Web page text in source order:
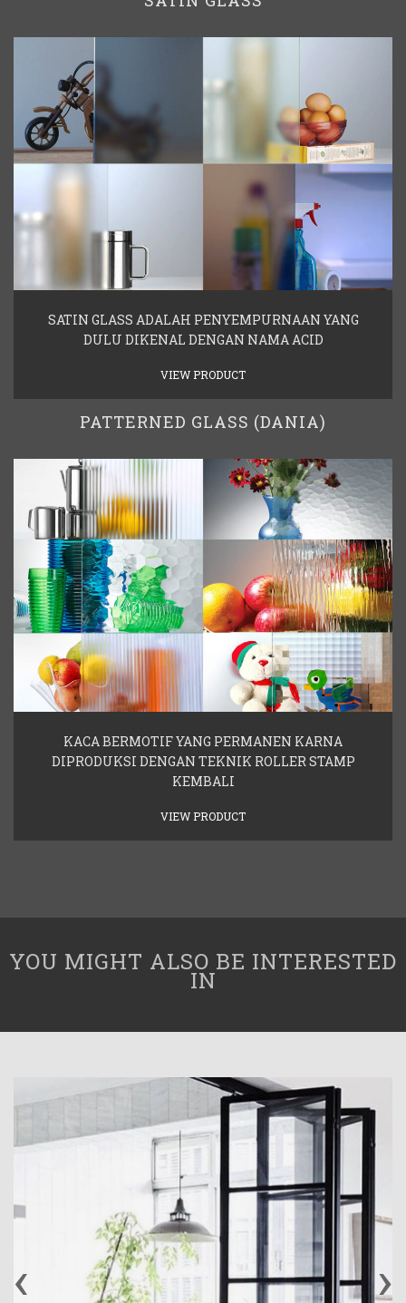
SATIN GLASS ADALAH PENYEMPURNAAN YANG
DULU DIKENAL DENGAN NAMA ACID
VIEW PRODUCT
PATTERNED GLASS (DANIA)
KACA BERMOTIF YANG PERMANEN KARNA
DIPRODUKSI DENGAN TEKNIK ROLLER STAMP
KEMBALI
VIEW PRODUCT
YOU MIGHT ALSO BE INTERESTED
IN
‹ ›